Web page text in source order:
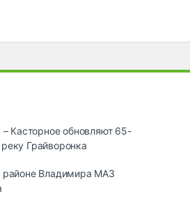
Касторное обновляют 65-
Грайворонка
районе Владимира МАЗ